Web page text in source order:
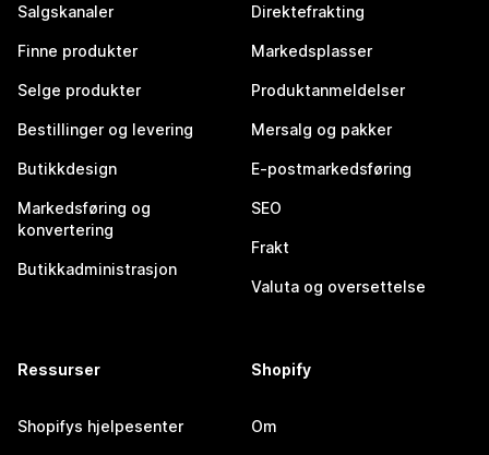
Salgskanaler
Finne produkter
Selge produkter
Bestillinger og levering
Butikkdesign
Markedsføring og
konvertering
Butikkadministrasjon
Direktefrakting
Markedsplasser
Produktanmeldelser
Mersalg og pakker
E-postmarkedsføring
SEO
Frakt
Valuta og oversettelse
Ressurser
Shopifys hjelpesenter
Shopify
Om